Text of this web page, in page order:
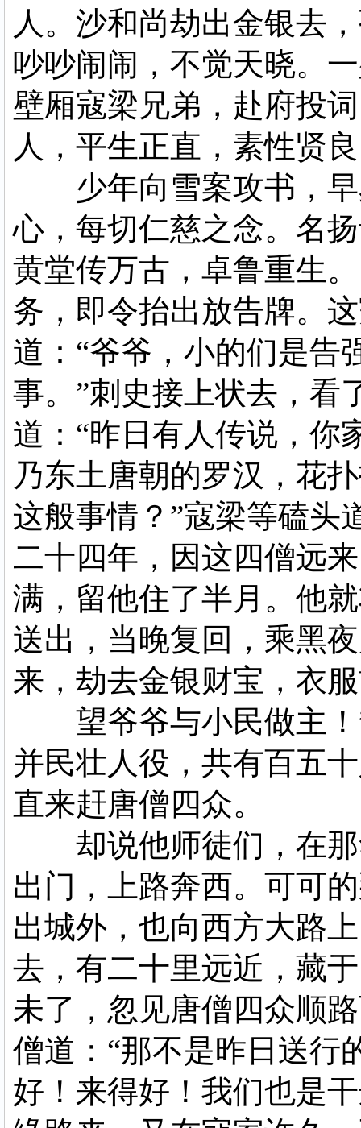
人。沙和尚劫出金银去
吵吵闹闹，不觉天晓。
壁厢寇梁兄弟，赴府投
人，平生正直，素性贤
少年向雪案攻书，早
心，每切仁慈之念。名
黄堂传万古，卓鲁重生
务，即令抬出放告牌。
道：“爷爷，小的们是告
事。”刺史接上状去，看
道：“昨日有人传说，你
乃东土唐朝的罗汉，花
这般事情？”寇梁等磕头
二十四年，因这四僧远
满，留他住了半月。他
送出，当晚复回，乘黑
来，劫去金银财宝，衣
望爷爷与小民做主！
并民壮人役，共有百五
直来赶唐僧四众。
却说他师徒们，在那
出门，上路奔西。可可
出城外，也向西方大路
去，有二十里远近，藏
未了，忽见唐僧四众顺
僧道：“那不是昨日送行
好！来得好！我们也是